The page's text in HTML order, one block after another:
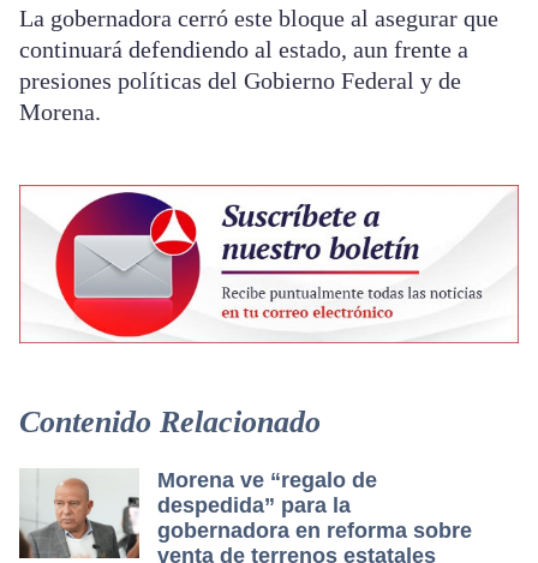
La gobernadora cerró este bloque al asegurar que
continuará defendiendo al estado, aun frente a
presiones políticas del Gobierno Federal y de
Morena.
Contenido Relacionado
Morena ve “regalo de
despedida” para la
gobernadora en reforma sobre
venta de terrenos estatales